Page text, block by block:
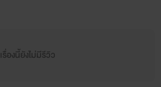
เรื่องนี้ยังไม่มีรีวิว